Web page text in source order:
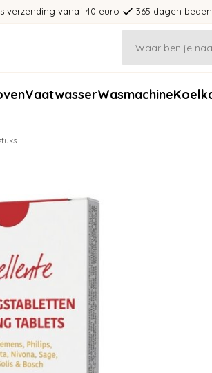
verzending vanaf 40 euro 365 dagen
VaatwasserWasmachine